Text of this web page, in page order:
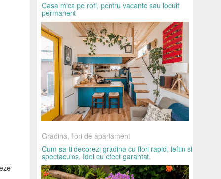
Casa mica pe roti, pentru vacante sau locuit
permanent
Gradina, flori de apartament
Cum sa-ti decorezi gradina cu flori rapid, ieftin si
spectaculos. Idei cu efect garantat.